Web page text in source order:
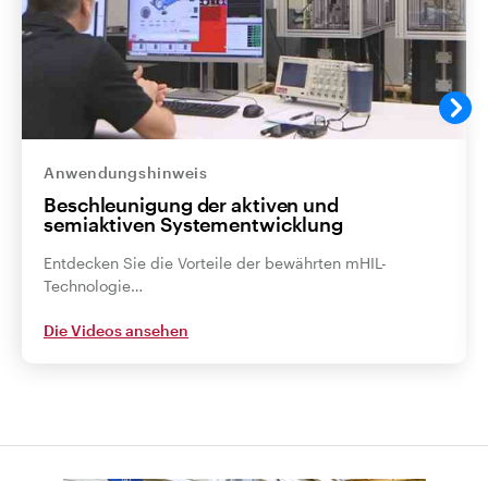
Anwendungshinweis
Beschleunigung der aktiven und
semiaktiven Systementwicklung
Entdecken Sie die Vorteile der bewährten mHIL-
Technologie…
Die Videos ansehen